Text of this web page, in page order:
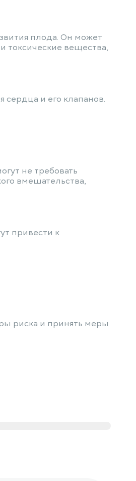
плода. Он может
токсические вещества,
сердца и его клапанов.
не требовать
вмешательства,
привести к
риска и принять меры